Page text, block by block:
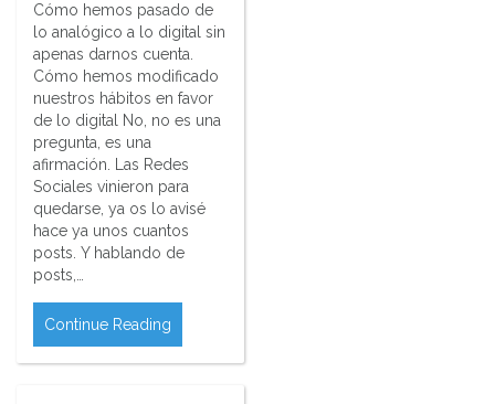
Cómo hemos pasado de
lo analógico a lo digital sin
apenas darnos cuenta.
Cómo hemos modificado
nuestros hábitos en favor
de lo digital No, no es una
pregunta, es una
afirmación. Las Redes
Sociales vinieron para
quedarse, ya os lo avisé
hace ya unos cuantos
posts. Y hablando de
posts,…
Continue Reading